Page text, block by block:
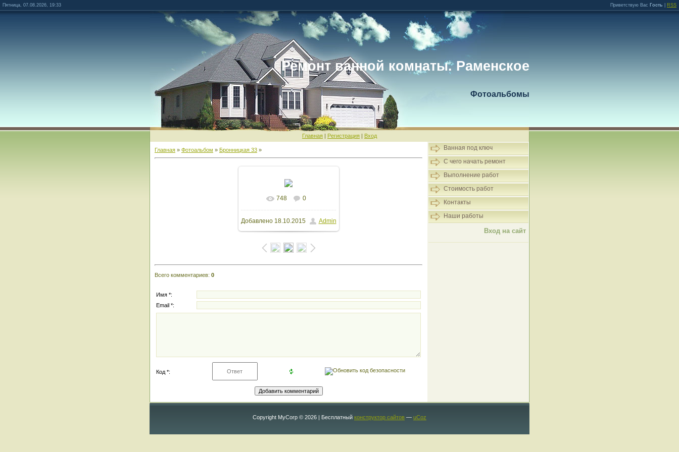
Пятница, 07.08.2026, 19:33 Приветствую Вас Гость RSS
Ремонт ванной комнаты. Раменское
Фотоальбомы
Главная | Регистрация | Вход
Главная » Фотоальбом » Бронницкая 33 »
В реальном размере
1600x1200/ 131.0Kb
748 0
Добавлено18.10.2015 Admin
Всего комментариев: 0
Имя *:
Email *:
Код *:
Ванная под ключ
С чего начать ремонт
Выполнение работ
Стоимость работ
Контакты
Наши работы
Вход на сайт
Copyright MyCorp © 2026 | Бесплатный конструктор сайтов — uCoz